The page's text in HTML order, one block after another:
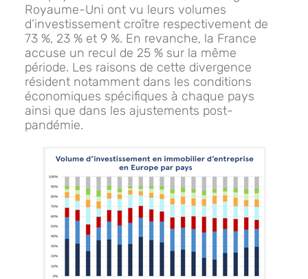
Royaume-Uni ont vu leurs volumes
d’investissement croître respectivement de
73 %, 23 % et 9 %. En revanche, la France
accuse un recul de 25 % sur la même
période. Les raisons de cette divergence
résident notamment dans les conditions
économiques spécifiques à chaque pays
ainsi que dans les ajustements post-
pandémie.